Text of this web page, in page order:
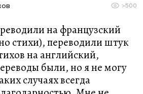
>500
на французский
стихи), переводили штук
на английский,
были, но я не могу
случаях всегда